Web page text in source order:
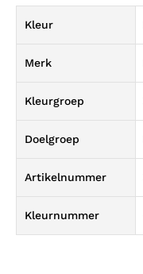
Kleur
Merk
Kleurgroep
Doelgroep
Artikelnummer
Kleurnummer